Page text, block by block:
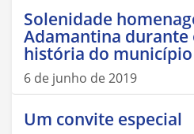
Solenidade
Adamantina durante
história do município
6 de junho de 2019
Um convite especial